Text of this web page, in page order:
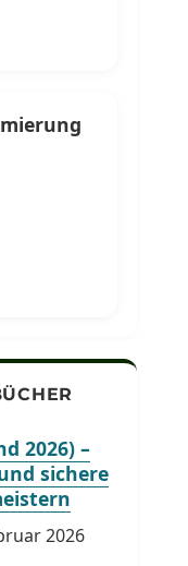
2026) –
sichere
2026